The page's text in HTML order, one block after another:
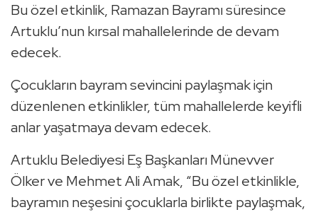
Bu özel etkinlik, Ramazan Bayramı süresince
Artuklu’nun kırsal mahallelerinde de devam
edecek.
Çocukların bayram sevincini paylaşmak için
düzenlenen etkinlikler, tüm mahallelerde keyifli
anlar yaşatmaya devam edecek.
Artuklu Belediyesi Eş Başkanları Münevver
Ölker ve Mehmet Ali Amak, “Bu özel etkinlikle,
bayramın neşesini çocuklarla birlikte paylaşmak,